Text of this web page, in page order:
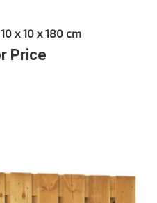
x 10 x 180 cm
Price